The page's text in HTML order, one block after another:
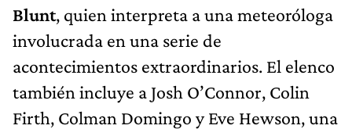
Blunt, quien interpreta a una meteoróloga
involucrada en una serie de
acontecimientos extraordinarios. El elenco
también incluye a Josh O’Connor, Colin
Firth, Colman Domingo y Eve Hewson, una